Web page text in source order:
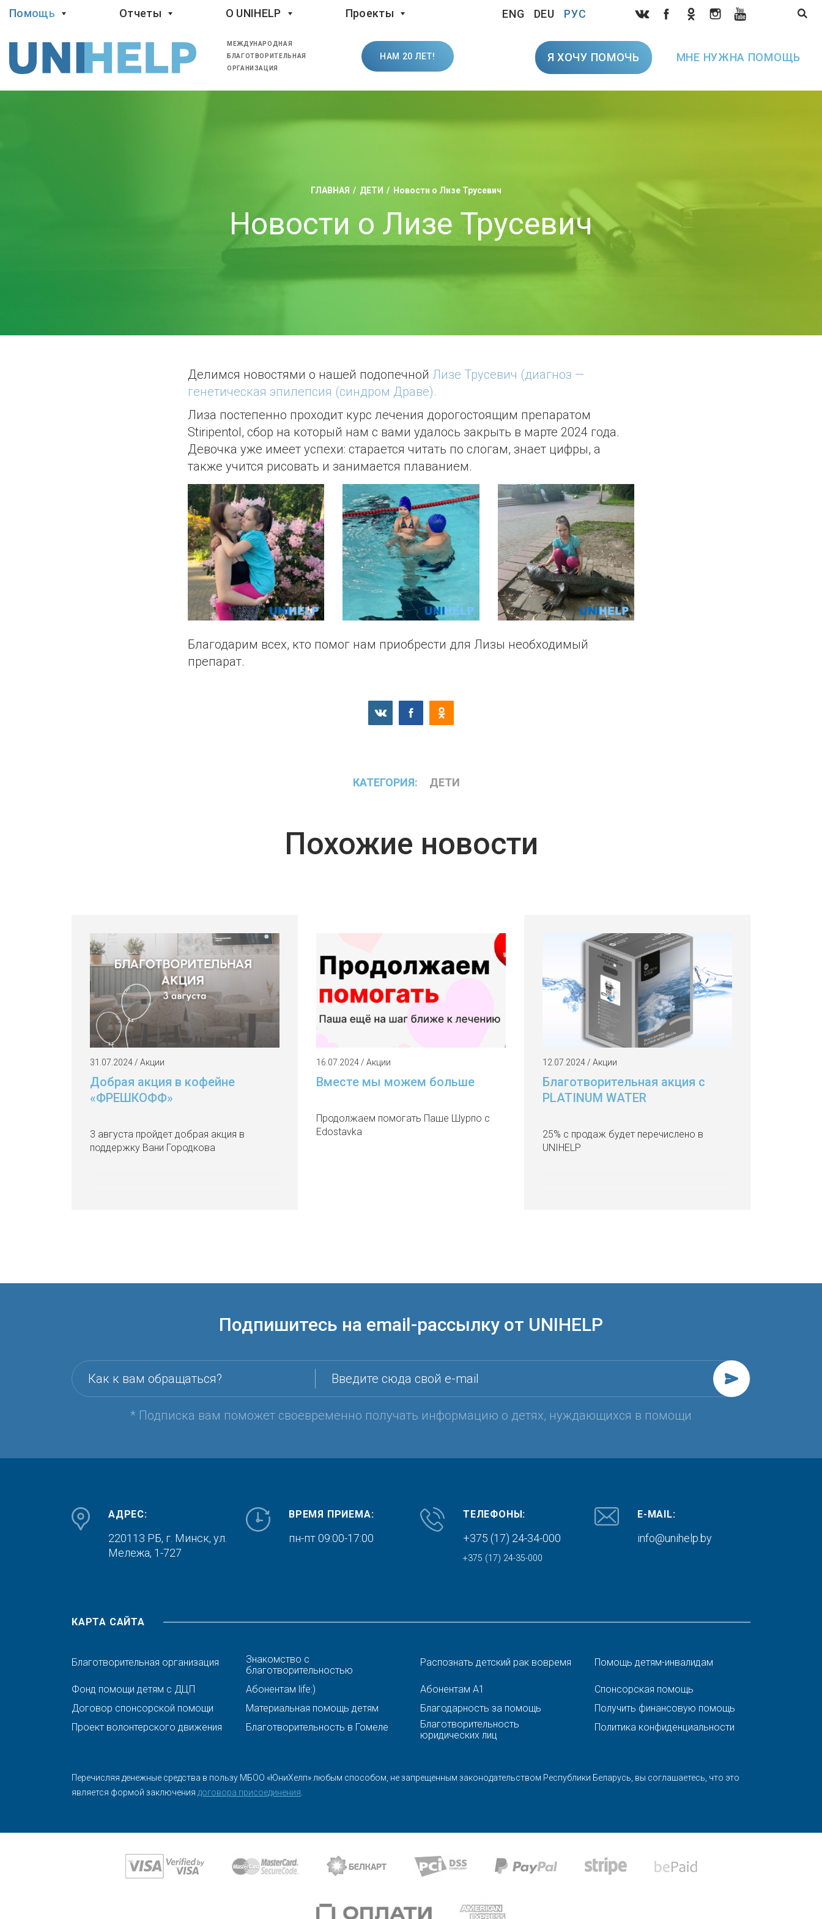
Помощь Отчеты O UNIHELP Проекты ENG DEU РУС
МЕЖДУНАРОДНАЯ
БЛАГОТВОРИТЕЛЬНАЯ
ОРГАНИЗАЦИЯ
НАМ 20 ЛЕТ! Я ХОЧУ ПОМОЧЬ МНЕ НУЖНА ПОМОЩЬ
ГЛАВНАЯ ДЕТИ Новости о Лизе Трусевич
Новости о Лизе Трусевич
Делимся новостями о нашей подопечной Лизе Трусевич (диагноз —
генетическая эпилепсия (синдром Драве).
Лиза постепенно проходит курс лечения дорогостоящим препаратом
Stiripentol, сбор на который нам с вами удалось закрыть в марте 2024 года.
Девочка уже имеет успехи: старается читать по слогам, знает цифры, а
также учится рисовать и занимается плаванием.
Благодарим всех, кто помог нам приобрести для Лизы необходимый
препарат.
КАТЕГОРИЯ: ДЕТИ
Похожие новости
31.07.2024 / Акции
Добрая акция в кофейне
«ФРЕШКОФФ»
3 августа пройдет добрая акция в
поддержку Вани Городкова
16.07.2024 / Акции
Вместе мы можем больше
Продолжаем помогать Паше Шурпо с
Edostavka
12.07.2024 / Акции
Благотворительная акция с
PLATINUM WATER
25% с продаж будет перечислено в
UNIHELP
Подпишитесь на email-рассылку от UNIHELP
Как к вам обращаться? Введите сюда свой e-mail
* Подписка вам поможет своевременно получать информацию о детях, нуждающихся в помощи
АДРЕС:
220113 РБ, г. Минск, ул.
Мележа, 1-727
ВРЕМЯ ПРИЕМА:
пн-пт 09:00-17:00
ТЕЛЕФОНЫ:
+375 (17) 24-34-000
+375 (17) 24-35-000
E-MAIL:
info@unihelp.by
КАРТА САЙТА
Благотворительная организация
Знакомство с
благотворительностью
Распознать детский рак вовремя Помощь детям-инвалидам
Фонд помощи детям с ДЦП Абонентам life:) Абонентам A1
Спонсорская помощь
Договор спонсорской помощи
Материальная помощь детям Благодарность за помощь
Получить финансовую помощь
Проект волонтерского движения
Благотворительность в Гомеле
Благотворительность
юридических лиц
Политика конфиденциальности
Перечисляя денежные средства в пользу МБОО «ЮниХелп» любым способом, не запрещенным законодательством Республики Беларусь, вы соглашаетесь, что это
является формой заключения договора присоединения